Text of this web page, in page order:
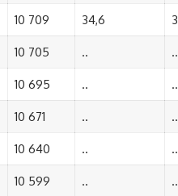
10 709 34,6
10 705 .. ..
10 695 .. ..
10 671 .. ..
10 640 .. ..
10 599 .. ..